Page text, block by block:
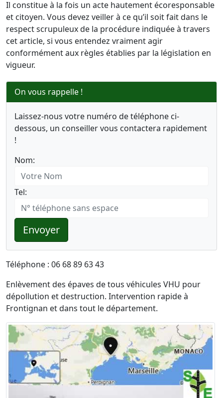
Il constitue à la fois un acte hautement écoresponsable
et citoyen. Vous devez veiller à ce qu’il soit fait dans le
respect scrupuleux de la procédure indiquée à travers
cet article, si vous entendez vraiment agir
conformément aux règles établies par la législation en
vigueur.
On vous rappelle !
Laissez-nous votre numéro de téléphone ci-
dessous, un conseiller vous contactera rapidement
!
Nom:
Tel:
Envoyer
Téléphone : 06 68 89 63 43
Enlèvement des épaves de tous véhicules VHU pour
dépollution et destruction. Intervention rapide à
Frontignan et dans tout le département.